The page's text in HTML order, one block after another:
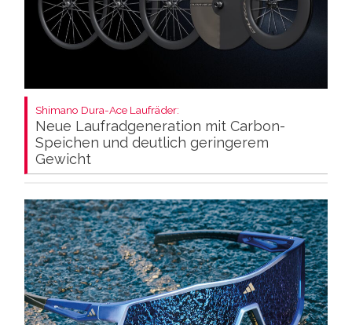
Shimano Dura-Ace Laufräder:
Neue Laufradgeneration mit Carbon-
Speichen und deutlich geringerem
Gewicht